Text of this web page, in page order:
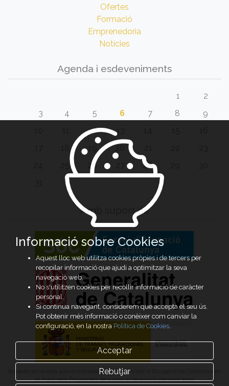
Ofertes
Formació
Emprenedoria
Notícies
Agenda i esdeveniments
1
2
3
4 5 6 7 8
9
12 13
20
26 28
Amb suport de
Aquesta acció està subvencionada pel Servei Públic d’Ocupació de Catalunya en
el marc dels Programes de suport al desenvolupament local
Informació sobre Cookies
Aquest lloc web utilitza cookies pròpies i de tercers per
recopilar informació que ajudi a optimitzar la seva
navegació web.
No s'utilitzen cookies per recollir informació de caràcter
personal.
Si continua navegant, considerem que accepta el seu ús.
Pot obtenir més informació o conèixer com canviar la
configuració, en la nostra Política de Cookies.
Acceptar
Rebutjar